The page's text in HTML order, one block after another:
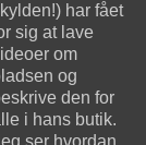
har fået
sig at lave
om
og
den for
i hans butik.